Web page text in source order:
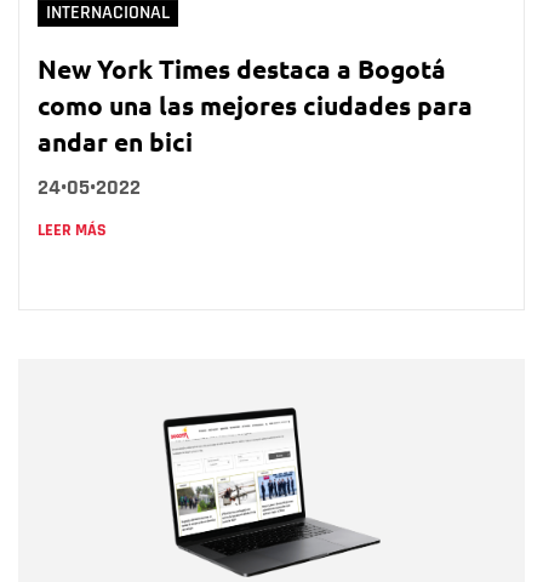
INTERNACIONAL
New York Times destaca a Bogotá
como una las mejores ciudades para
andar en bici
24•05•2022
LEER MÁS
Correo electrónico
Tipo de comentario